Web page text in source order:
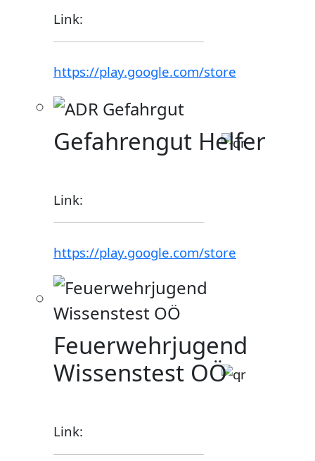
Link:
https://play.google.com/store
Gefahrengut Helfer
Link:
https://play.google.com/store
Feuerwehrjugend
Wissenstest OÖ
Link: